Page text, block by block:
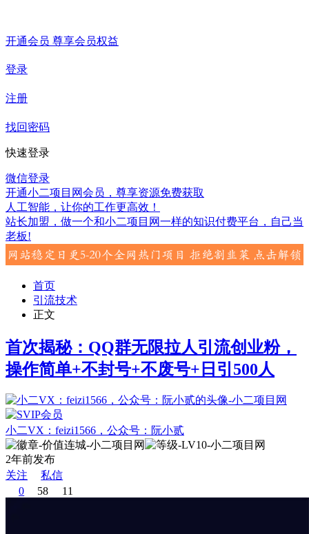
开通会员 尊享会员权益
登录
注册
找回密码
快速登录
微信登录
开通小二项目网会员，尊享资源免费获取
人工智能，让你的工作更高效！
站长加盟，做一个和小二项目网一样的知识付费平台，自己当
老板!
首页
引流技术
正文
首次揭秘：QQ群无限拉人引流创业粉，
操作简单+不封号+不废号+日引500人
小二VX：feizi1566，公众号：阮小贰
2年前发布
关注
私信
0
58 11